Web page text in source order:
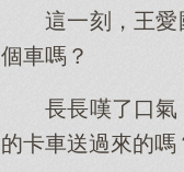
這一刻，王
個車嗎？
長長嘆了口
的卡車送過來的嗎